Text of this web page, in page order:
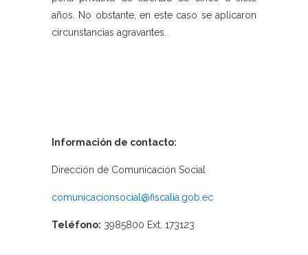
años. No obstante, en este caso se aplicaron
circunstancias agravantes.
Información de contacto:
Dirección de Comunicación Social
comunicacionsocial@fiscalia.gob.ec
Teléfono: 3985800 Ext. 173123